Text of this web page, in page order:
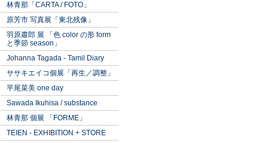
林青那「CARTA / FOTO」
原芳市 写真展「東北残像」
羽原肅郎 展 「色 color の形 form
と季節 season」
Johanna Tagada - Tamil Diary
ササキエイコ個展「再生／調整」
平尾菜美 one day
Sawada Ikuhisa / substance
林青那 個展 「FORME」
TEIEN - EXHIBITION + STORE